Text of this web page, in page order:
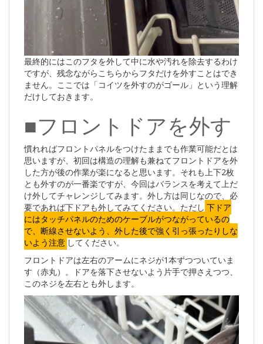
最終的にはこのフタを外して中に水や汚れを除去するわけ
ですが、残念ながらこちらからフタだけを外すことはでき
ません。ここでは「コイツを外すのがゴール」という理解
だけしておきます。
■フロントドアを外す
慣れればフロントパネルをつけたままでも作業可能だとは
思いますが、初回は構造の理解も兼ねてフロントドアを外
した方が後の作業が楽になると思います。それも上下2枚
とも外すのが一番楽ですが、今回はバランスを考えて上だ
け外してチャレンジしてみます。外し方は同じなので、必
要であれば下ドアも外してみてください。ただし 下ドア
にはタッチパネルのためのケーブルがつながっているの
で、断線させないよう、外した後で強く引っ張ったりしな
いよう注意 してください。
フロントドアは左右のアームにネジが1本ずつついていま
す（赤丸）。ドアを落下させないよう片手で押さえつつ、
このネジを左右とも外します。